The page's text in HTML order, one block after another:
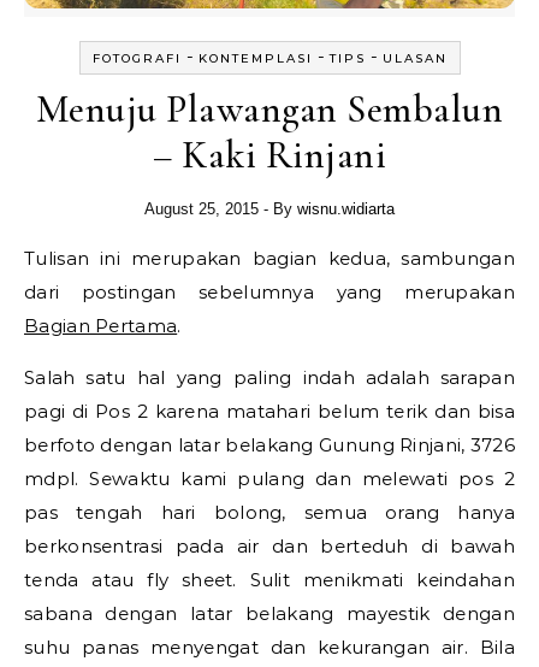
FOTOGRAFI - KONTEMPLASI -TIPS - ULASAN
Menuju Plawangan Sembalun
– Kaki Rinjani
August 25, 2015 - By wisnu.widiarta
Tulisan ini merupakan bagian kedua, sambungan
dari postingan sebelumnya yang merupakan
Bagian Pertama.
Salah satu hal yang paling indah adalah sarapan
pagi di Pos 2 karena matahari belum terik dan bisa
berfoto dengan latar belakang Gunung Rinjani, 3726
mdpl. Sewaktu kami pulang dan melewati pos 2
pas tengah hari bolong, semua orang hanya
berkonsentrasi pada air dan berteduh di bawah
tenda atau fly sheet. Sulit menikmati keindahan
sabana dengan latar belakang mayestik dengan
suhu panas menyengat dan kekurangan air. Bila